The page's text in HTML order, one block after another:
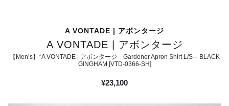
A VONTADE | アボンタージ
A VONTADE | アボンタージ
【Men’s】*A VONTADE | アボンタージ Gardener Apron Shirt L/S – BLACK
GINGHAM [VTD-0366-SH]
¥23,100